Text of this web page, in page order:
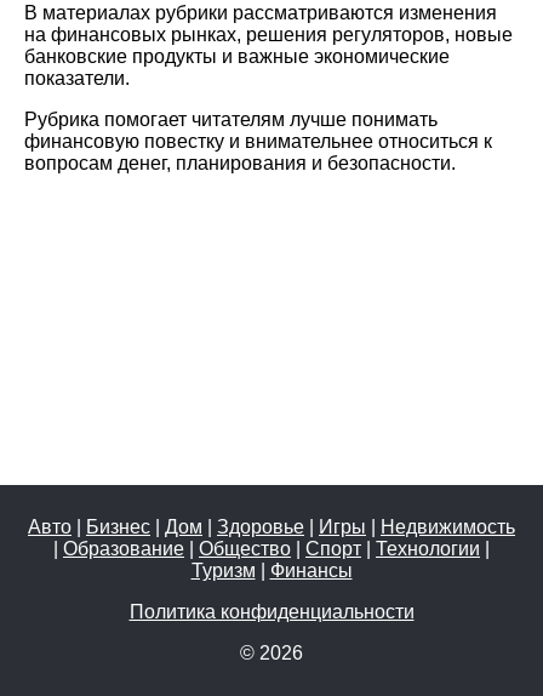
В материалах рубрики рассматриваются изменения
на финансовых рынках, решения регуляторов, новые
банковские продукты и важные экономические
показатели.
Рубрика помогает читателям лучше понимать
финансовую повестку и внимательнее относиться к
вопросам денег, планирования и безопасности.
Авто Бизнес Дом Здоровье Игры
Недвижимость
Образование Общество Спорт Технологии
Туризм
Финансы
Политика конфиденциальности
© 2026